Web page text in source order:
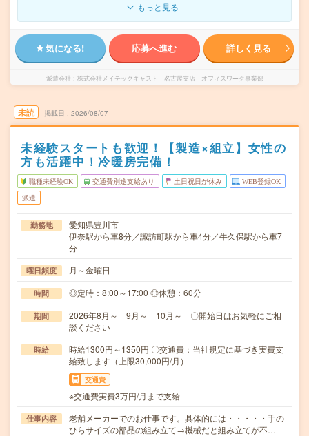
もっと見る
気になる! 応募へ進む 詳しく見る
派遣会社 株式会社メイテックキャスト 名古屋支店 オフィスワーク事業部
未読 掲載日 2026/08/07
未経験スタートも歓迎！【製造×組立】女性の
方も活躍中！冷暖房完備！
職種未経験OK 交通費別途支給あり 土日祝日が休み WEB登録OK
派遣
勤務地
愛知県豊川市
伊奈駅から車8分／諏訪町駅から車4分／牛久保駅から車7
分
曜日頻度 月～金曜日
時間 ◎定時：8:00～17:00 ◎休憩：60分
期間
2026年8月～ 9月～ 10月～ 〇開始日はお気軽にご相
談ください
時給
時給1300円～1350円 〇交通費：当社規定に基づき実費支
給致します（上限30,000円/月）
交通費
※交通費実費3万円/月まで支給
仕事内容
老舗メーカーでのお仕事です。具体的には・・・・・手の
ひらサイズの部品の組み立て→機械だと組み立てが不…